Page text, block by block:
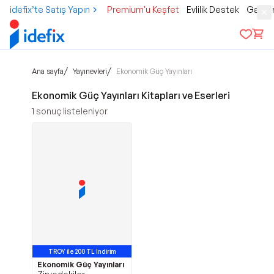
idefix’te Satış Yapın Premium'u Keşfet Evlilik Destek
Ana sayfa/ Yayınevleri/ Ekonomik Güç Yayınları
Ekonomik Güç Yayınları Kitapları ve Eserleri
1 sonuç listeleniyor
TROY ile 200 TL İndirim
Ekonomik Güç Yayınları